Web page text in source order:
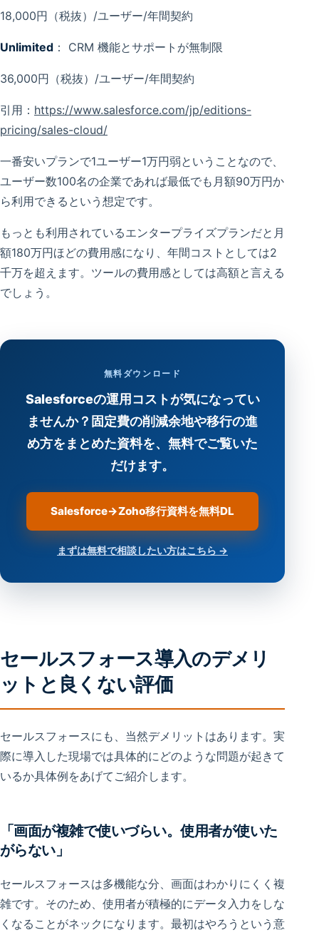
18,000円（税抜）/ユーザー/年間契約
Unlimited ： CRM 機能とサポートが無制限
36,000円（税抜）/ユーザー/年間契約
引用： https://www.salesforce.com/jp/editions-
pricing/sales-cloud/
一番安いプランで1ユーザー1万円弱ということなので、
ユーザー数100名の企業であれば最低でも月額90万円か
ら利用できるという想定です。
もっとも利用されているエンタープライズプランだと月
額180万円ほどの費用感になり、年間コストとしては2
千万を超えます。ツールの費用感としては高額と言える
でしょう。
無料ダウンロード
Salesforceの運用コストが気になってい
ませんか？固定費の削減余地や移行の進
め方をまとめた資料を、無料でご覧いた
だけます。
Salesforce→Zoho移行資料を無料DL
まずは無料で相談したい方はこちら →
セールスフォース導入のデメリ
ットと良くない評価
セールスフォースにも、当然デメリットはあります。実
際に導入した現場では具体的にどのような問題が起きて
いるか具体例をあげてご紹介します。
「画面が複雑で使いづらい。使用者が使いた
がらない」
セールスフォースは多機能な分、画面はわかりにくく複
雑です。そのため、使用者が積極的にデータ入力をしな
くなることがネックになります。最初はやろうという意